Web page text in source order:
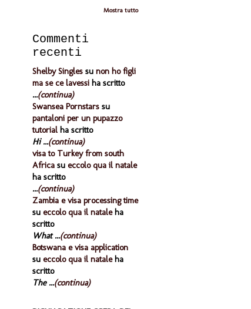
Mostra tutto
Commenti
recenti
Shelby Singles su non ho figli
ma se ce lavessi ha scritto
...(continua)
Swansea Pornstars su
pantaloni per un pupazzo
tutorialha scritto
Hi ...(continua)
visa to Turkey from south
Africa su eccolo qua il natale
ha scritto
...(continua)
Zambia e visa processing time
su eccolo qua il nataleha
scritto
What ...(continua)
Botswana e visa application
su eccolo qua il nataleha
scritto
The ...(continua)